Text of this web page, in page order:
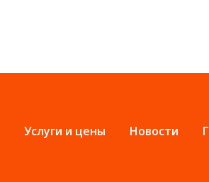
Услуги и цены Новости